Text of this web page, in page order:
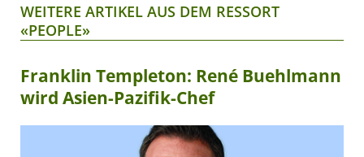
WEITERE ARTIKEL AUS DEM RESSORT
«PEOPLE»
Franklin Templeton: René Buehlmann
wird Asien-Pazifik-Chef